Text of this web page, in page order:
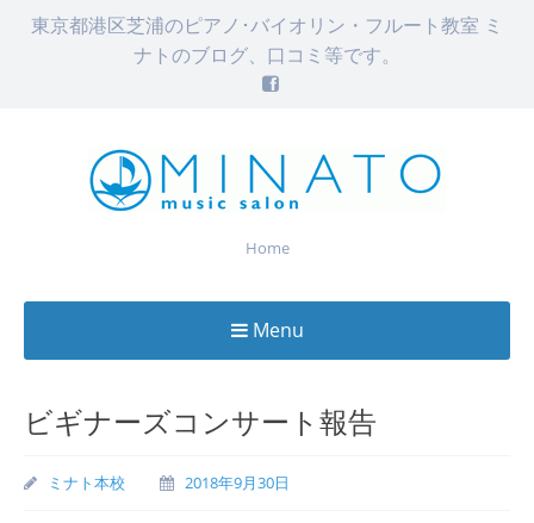
東京都港区芝浦のピアノ･バイオリン・フルート教室 ミ
ナトのブログ、口コミ等です。
Home
Menu
content
ビギナーズコンサート報告
ミナト本校 2018年9月30日